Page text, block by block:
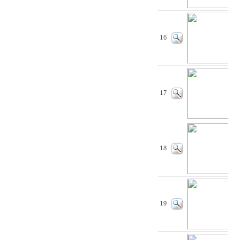
16
17
18
19